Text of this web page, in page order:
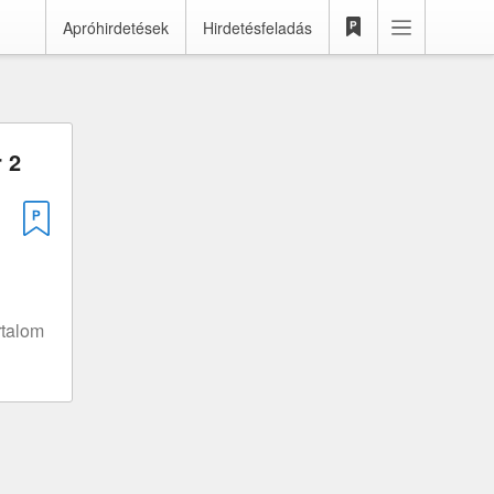
Apróhirdetések Hirdetésfeladás
2